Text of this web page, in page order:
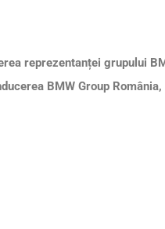
reprezentanței grupului
BMW Group